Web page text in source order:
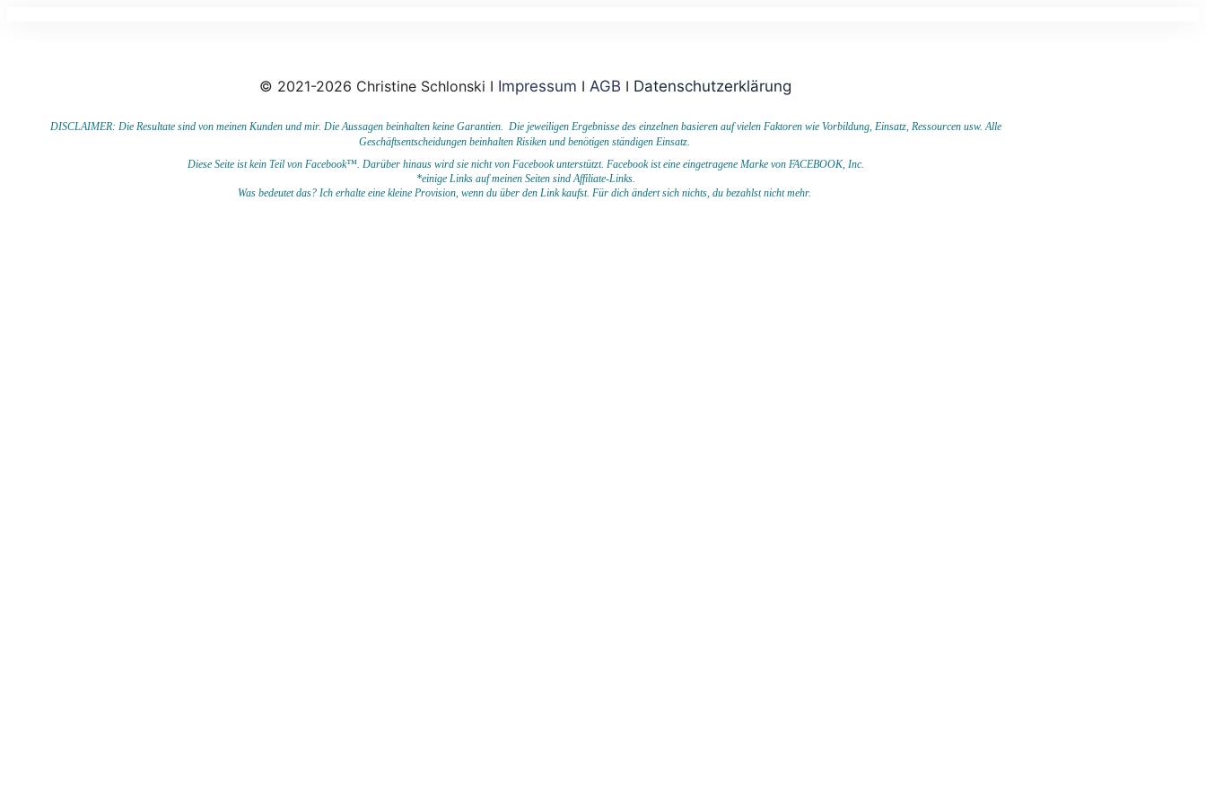
© 2021-2026 Christine Schlonski I Impressum I AGB I Datenschutzerklärung
DISCLAIMER: Die Resultate sind von meinen Kunden und mir. Die Aussagen beinhalten keine Garantien. Die jeweiligen Ergebnisse des einzelnen basieren auf vielen Faktoren wie Vorbildung, Einsatz, Ressourcen usw.Alle
Geschäftsentscheidungen beinhalten Risiken und benötigen ständigen Einsatz.
Diese Seite ist kein Teil von Facebook™. Darüber hinaus wird sie nicht von Facebook unterstützt. Facebook ist eine eingetragene Marke von FACEBOOK, Inc.
*einige Links auf meinen Seiten sind Affiliate-Links.
Was bedeutet das? Ich erhalte eine kleine Provision, wenn du über den Link kaufst. Für dich ändert sich nichts, du bezahlst nicht mehr.